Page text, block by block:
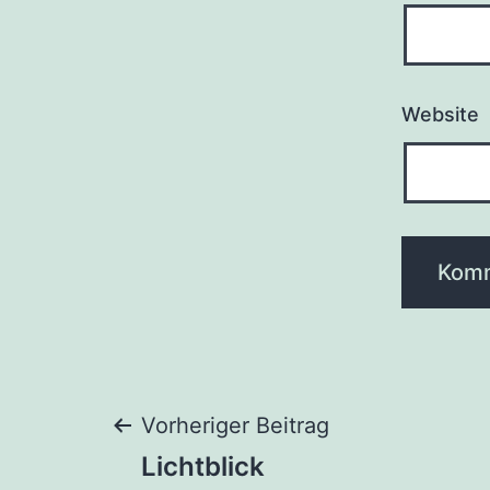
Website
Vorheriger Beitrag
Lichtblick